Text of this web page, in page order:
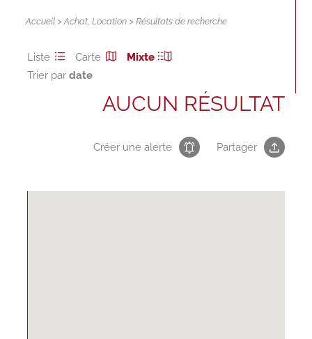
Accueil >Achat,Location > Résultats de recherche
Liste Carte
Mixte
Trier par
AUCUN RÉSULTAT
Créer une alerte Partager